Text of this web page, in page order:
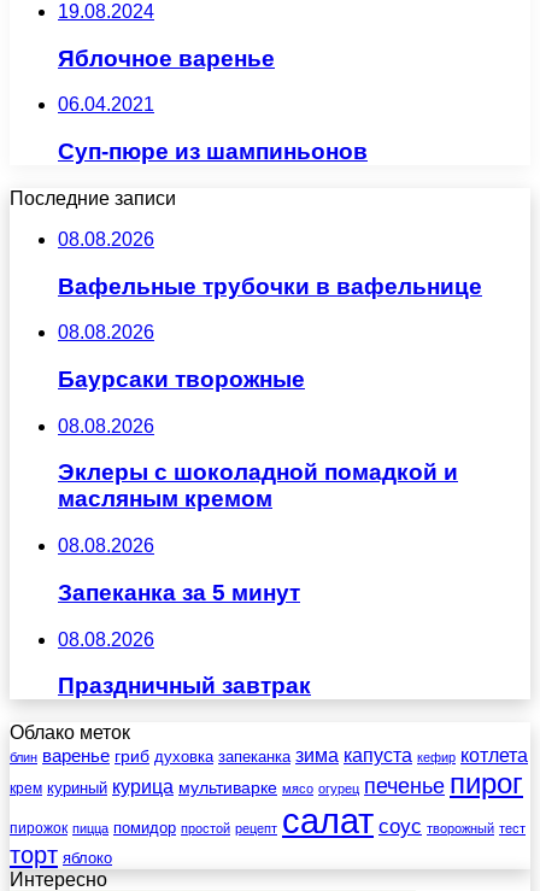
19.08.2024
Яблочное варенье
06.04.2021
Суп-пюре из шампиньонов
Последние записи
08.08.2026
Вафельные трубочки в вафельнице
08.08.2026
Баурсаки творожные
08.08.2026
Эклеры с шоколадной помадкой и
масляным кремом
08.08.2026
Запеканка за 5 минут
08.08.2026
Праздничный завтрак
Облако меток
блин варенье гриб духовка запеканка зима капуста кефир котлета
крем куриный курица мультиварке мясо огурец печенье пирог
пирожок пицца помидор простой рецепт салат соус творожный тест
торт яблоко
Интересно